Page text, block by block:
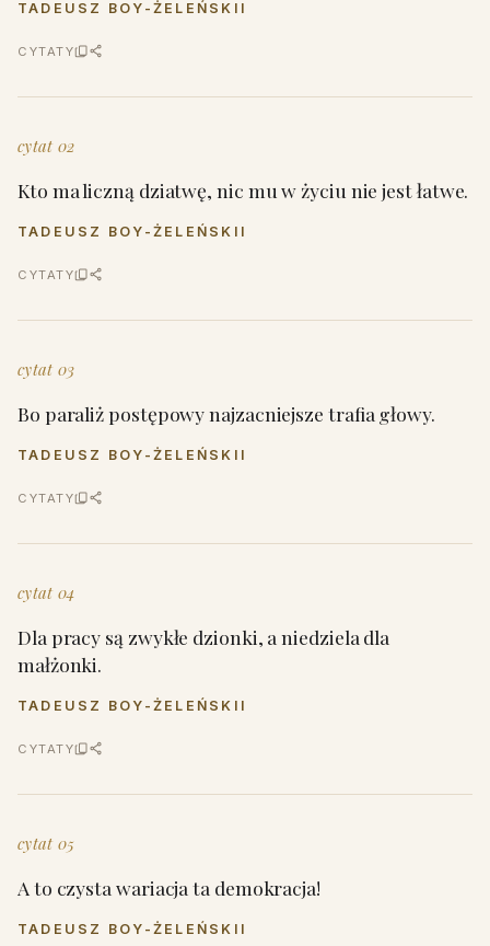
TADEUSZ BOY-ŻELEŃSKII
CYTATY
cytat 02
Kto ma liczną dziatwę, nic mu w życiu nie jest łatwe.
TADEUSZ BOY-ŻELEŃSKII
CYTATY
cytat 03
Bo paraliż postępowy najzacniejsze trafia głowy.
TADEUSZ BOY-ŻELEŃSKII
CYTATY
cytat 04
Dla pracy są zwykłe dzionki, a niedziela dla
małżonki.
TADEUSZ BOY-ŻELEŃSKII
CYTATY
cytat 05
A to czysta wariacja ta demokracja!
TADEUSZ BOY-ŻELEŃSKII